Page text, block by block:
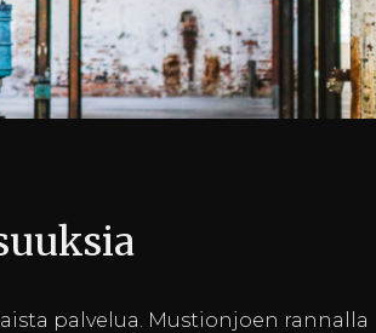
palvelua. Mustionjoen rannalla